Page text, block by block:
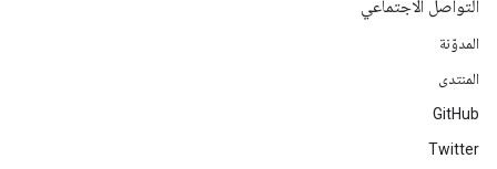
التواصل الاجتماعي
المدوّنة
المنتدى
GitHub
Twitter